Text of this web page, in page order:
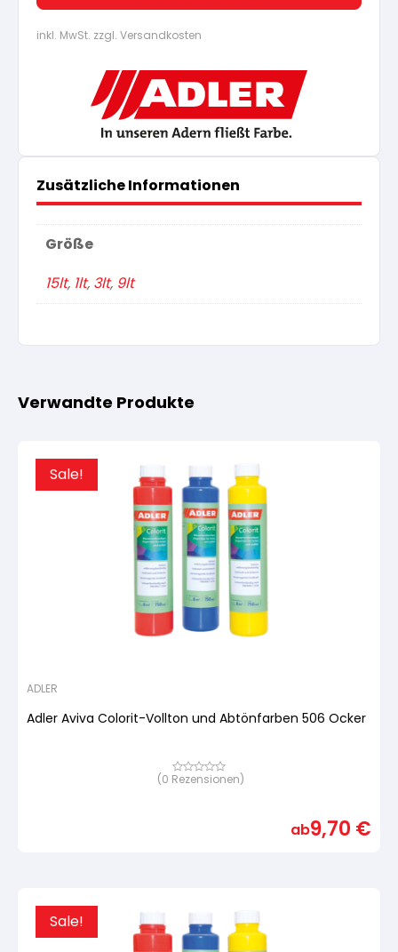
inkl. MwSt. zzgl. Versandkosten
Zusätzliche Informationen
Größe
15lt, 1lt, 3lt, 9lt
Verwandte Produkte
Sale!
ADLER
Adler Aviva Colorit-Vollton und Abtönfarben 506 Ocker
Bewertet
(0 Rezensionen)
ab9,70 €
Sale!